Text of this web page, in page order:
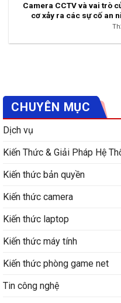
Camera CCTV và vai trò
cơ xảy ra các sự cố an
CHUYÊN MỤC
Dịch vụ
Kiến Thức & Giải Pháp Hệ
Kiến thức bản quyền
Kiến thức camera
Kiến thức laptop
Kiến thức máy tính
Kiến thức phòng game net
Tin công nghệ